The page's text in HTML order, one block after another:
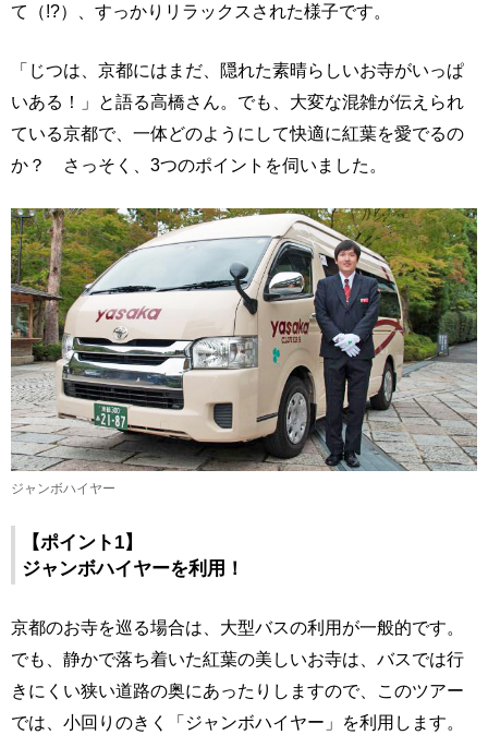
て（!?）、すっかりリラックスされた様子です。
「じつは、京都にはまだ、隠れた素晴らしいお寺がいっぱ
いある！」と語る高橋さん。でも、大変な混雑が伝えられ
ている京都で、一体どのようにして快適に紅葉を愛でるの
か？ さっそく、3つのポイントを伺いました。
ジャンボハイヤー
【ポイント1】
ジャンボハイヤーを利用！
京都のお寺を巡る場合は、大型バスの利用が一般的です。
でも、静かで落ち着いた紅葉の美しいお寺は、バスでは行
きにくい狭い道路の奥にあったりしますので、このツアー
では、小回りのきく「ジャンボハイヤー」を利用します。